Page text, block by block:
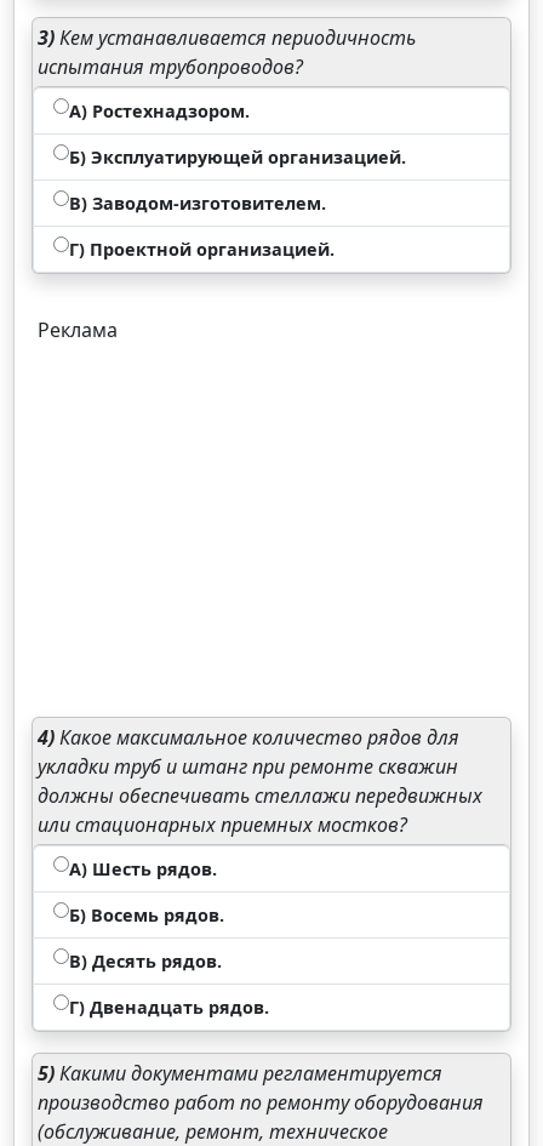
3)Кем устанавливается периодичность
испытания трубопроводов?
А) Ростехнадзором.
Б) Эксплуатирующей организацией.
В) Заводом-изготовителем.
Г) Проектной организацией.
Реклама
4)Какое максимальное количество рядов для
укладки труб и штанг при ремонте скважин
должны обеспечивать стеллажи передвижных
или стационарных приемных мостков?
А) Шесть рядов.
Б) Восемь рядов.
В) Десять рядов.
Г) Двенадцать рядов.
5)Какими документами регламентируется
производство работ по ремонту оборудования
(обслуживание, ремонт, техническое